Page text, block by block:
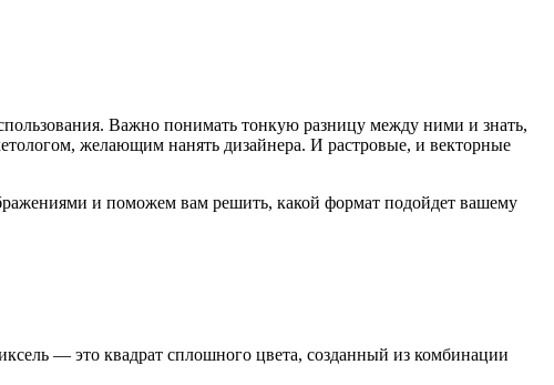
Важно понимать тонкую разницу между ними и знать,
желающим нанять дизайнера. И растровые, и векторные
и поможем вам решить, какой формат подойдет вашему
— это квадрат сплошного цвета, созданный из комбинации